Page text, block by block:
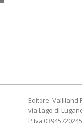
Editore: Valliland
via Lago di
P.Iva 03945720245